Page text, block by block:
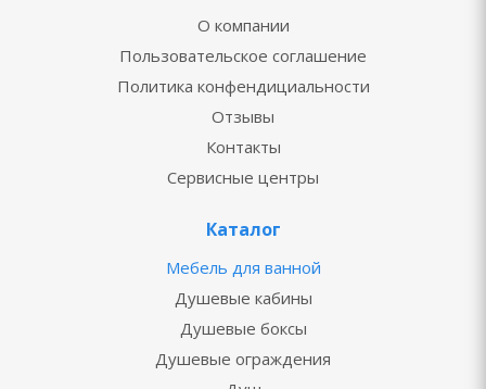
О компании
Пользовательское соглашение
Политика конфендициальности
Отзывы
Контакты
Сервисные центры
Каталог
Мебель для ванной
Душевые кабины
Душевые боксы
Душевые ограждения